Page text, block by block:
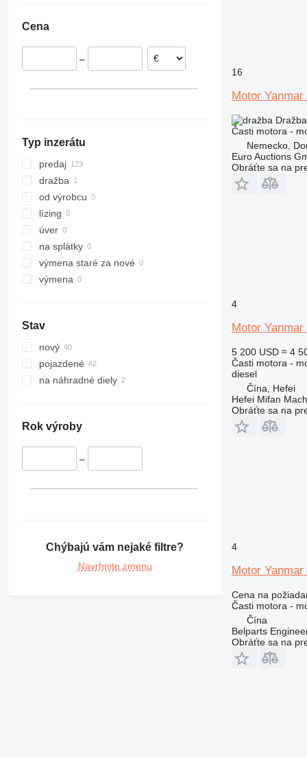
323
336
340
345
349
350
365
374
375
390
424
426
428
434
730
972
Vio 57
Vio 70
Nemecko
Portugalsko
Cena
–
Typ inzerátu
predaj
dražba
od výrobcu
lízing
úver
na splátky
výmena staré za nové
výmena
Stav
nový
pojazdené
na náhradné diely
Rok výroby
–
Chýbajú vám nejaké filtre?
Navrhnite zmenu
16
Motor
Dražba
Časti motora -
Nemecko,
Euro Auctions
Obráťte sa na
4
Motor
5 200 USD ≈ 4
Časti motora -
diesel
Čína, Hefei
Hefei Mifan
Obráťte sa na
4
Motor
Cena na
Časti motora -
Čína
Belparts
Obráťte sa na